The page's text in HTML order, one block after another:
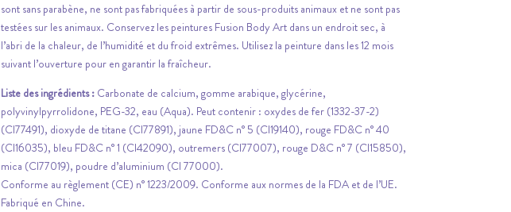
sont sans parabène, ne sont pas fabriquées à partir de sous-produits animaux et ne sont pas
testées sur les animaux. Conservez les peintures Fusion Body Art dans un endroit sec, à
l’abri de la chaleur, de l’humidité et du froid extrêmes. Utilisez la peinture dans les 12 mois
suivant l’ouverture pour en garantir la fraîcheur.
Liste des ingrédients : Carbonate de calcium, gomme arabique, glycérine,
polyvinylpyrrolidone, PEG-32, eau (Aqua). Peut contenir : oxydes de fer (1332-37-2)
(CI77491), dioxyde de titane (CI77891), jaune FD&C n° 5 (CI19140), rouge FD&C n° 40
(CI16035), bleu FD&C n° 1 (CI42090), outremers (CI77007), rouge D&C n° 7 (CI15850),
mica (CI77019), poudre d’aluminium (CI 77000).
Conforme au règlement (CE) n° 1223/2009. Conforme aux normes de la FDA et de l’UE.
Fabriqué en Chine.